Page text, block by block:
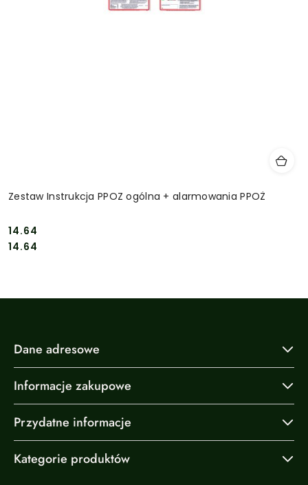
Zestaw Instrukcja PPOZ ogólna + alarmowania PPOŻ
Cena:
14.64
Cena:
14.64
Dane adresowe
Informacje zakupowe
Przydatne informacje
Kategorie produktów